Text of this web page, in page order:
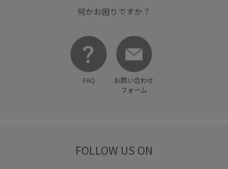
何かお困りですか？
FAQ
お問い合わせ
フォーム
FOLLOW US ON